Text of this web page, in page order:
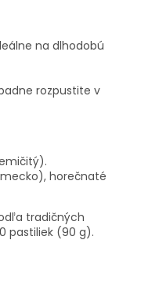
na dlhodobú
rozpustite v
horečnaté
tradičných
pastiliek (90 g).